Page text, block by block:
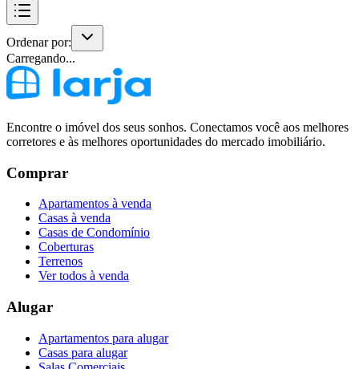
Ordenar por:
Carregando...
Encontre o imóvel dos seus sonhos. Conectamos você aos melhores
corretores e às melhores oportunidades do mercado imobiliário.
Comprar
Apartamentos à venda
Casas à venda
Casas de Condomínio
Coberturas
Terrenos
Ver todos à venda
Alugar
Apartamentos para alugar
Casas para alugar